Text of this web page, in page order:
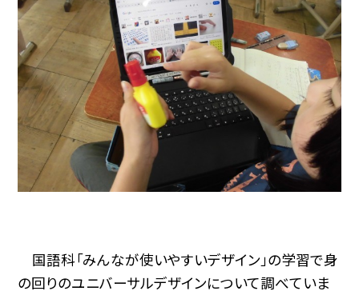
国語科「みんなが使いやすいデザイン」の学習で身
の回りのユニバーサルデザインについて調べていま